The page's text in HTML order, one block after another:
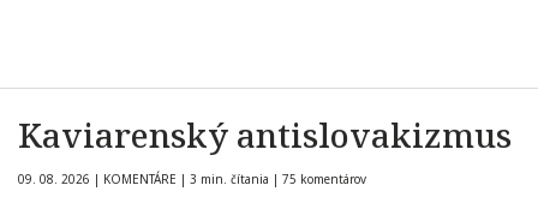
Kaviarenský antislovakizmus
09. 08. 2026 | KOMENTÁRE | 3 min. čítania | 75 komentárov